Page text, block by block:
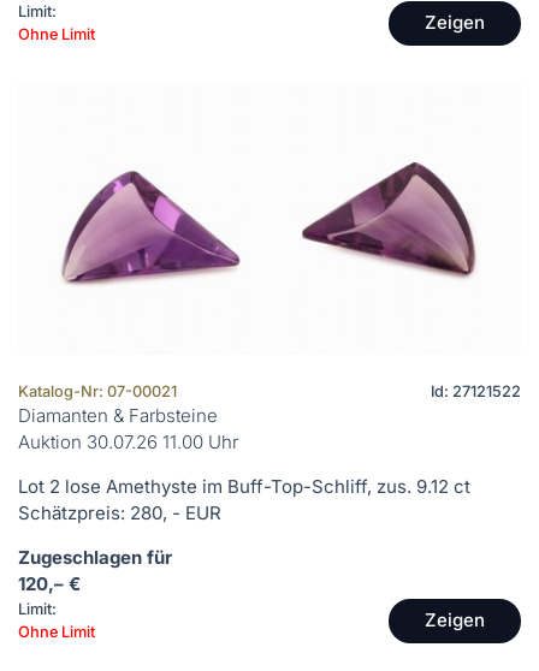
Limit:
Ohne Limit
Zeigen
Katalog-Nr: 07-00021 Id: 27121522
Diamanten & Farbsteine
Auktion 30.07.26 11.00 Uhr
Lot 2 lose Amethyste im Buff-Top-Schliff, zus. 9.12 ct
Schätzpreis: 280, - EUR
Zugeschlagen für
120,– €
Limit:
Ohne Limit
Zeigen